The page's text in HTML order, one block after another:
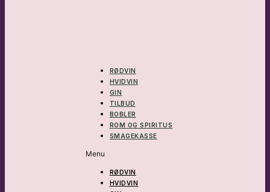
RØDVIN
HVIDVIN
GIN
TILBUD
BOBLER
ROM OG SPIRITUS
SMAGEKASSE
Menu
RØDVIN
HVIDVIN